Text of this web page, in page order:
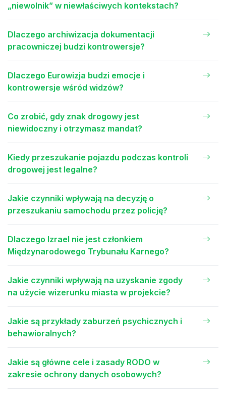
„niewolnik” w niewłaściwych kontekstach?
Dlaczego archiwizacja dokumentacji
pracowniczej budzi kontrowersje?
Dlaczego Eurowizja budzi emocje i
kontrowersje wśród widzów?
Co zrobić, gdy znak drogowy jest
niewidoczny i otrzymasz mandat?
Kiedy przeszukanie pojazdu podczas kontroli
drogowej jest legalne?
Jakie czynniki wpływają na decyzję o
przeszukaniu samochodu przez policję?
Dlaczego Izrael nie jest członkiem
Międzynarodowego Trybunału Karnego?
Jakie czynniki wpływają na uzyskanie zgody
na użycie wizerunku miasta w projekcie?
Jakie są przykłady zaburzeń psychicznych i
behawioralnych?
Jakie są główne cele i zasady RODO w
zakresie ochrony danych osobowych?